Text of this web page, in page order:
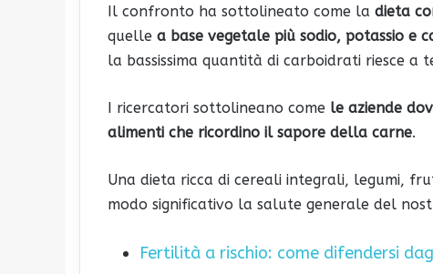
Il confronto ha sottolineato come la dieta
quelle a base vegetale più sodio, potassio e
la bassissima quantità di carboidrati riesce
I ricercatori sottolineano come le aziende
alimenti che ricordino il sapore della carne.
Una dieta ricca di cereali integrali, legumi,
modo significativo la salute generale del
Fertilità a rischio: come difendersi